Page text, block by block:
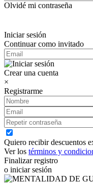
Olvidé mi contraseña
Iniciar sesión
Continuar como invitado
Crear una cuenta
×
Registrarme
Quiero recibir descuentos
Ver los términos y
Finalizar registro
o iniciar sesión